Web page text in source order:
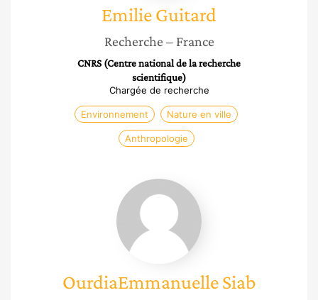
EmilieGuitard
Recherche – France
CNRS (Centre national de la recherche
scientifique)
Chargée de recherche
Environnement Nature en ville
Anthropologie
OurdiaEmmanuelle
Siab
OurdiaEmmanuelleSiab